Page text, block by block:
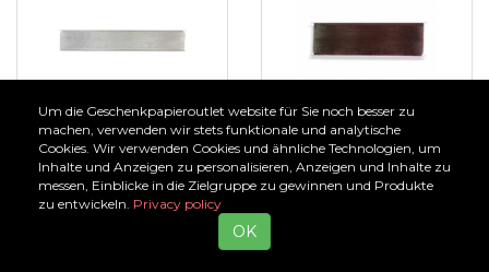
Ab€ 1,00
Organzaband silber
Ab€ 1,00
Organzaband braun
Um die Geschenkpapieroutlet website für Sie noch besser zu
machen, verwenden wir stets funktionale und analytische
Cookies. Wir verwenden Cookies und ähnliche Technologien, um
Inhalte und Anzeigen zu personalisieren, Anzeigen und Inhalte zu
messen, Einblicke in die Zielgruppe zu gewinnen und Produkte
zu entwickeln. Privacy policy
OK